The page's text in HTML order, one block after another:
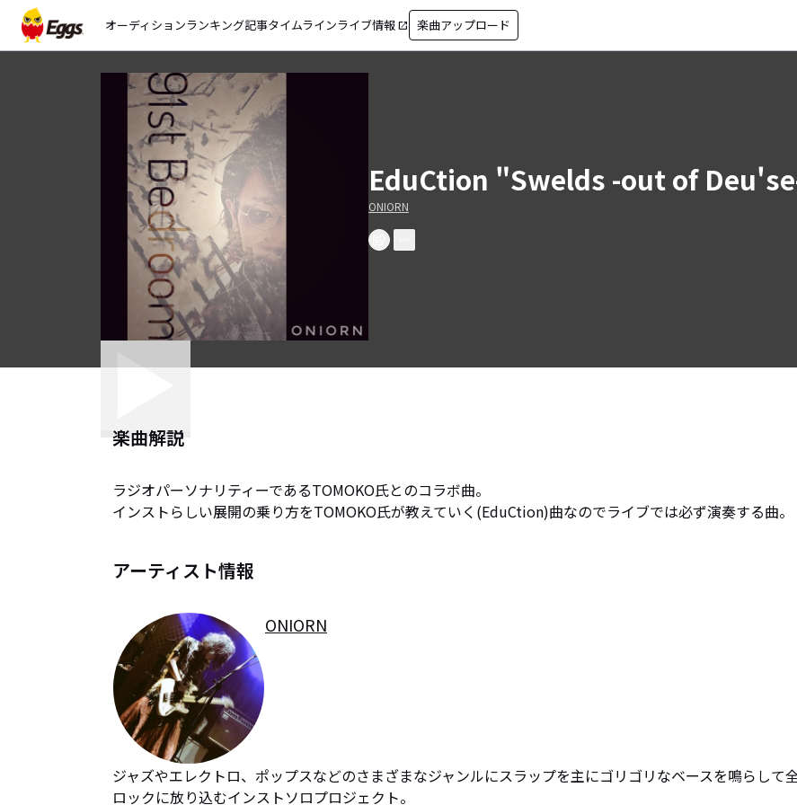
オーディションランキング記事タイムラインライブ情報 open_in_new 楽曲アップロード
EduCtion "Swelds -out of
ONIORN
楽曲解説
ラジオパーソナリティーであるTOMOKO氏とのコラボ曲。
インストらしい展開の乗り方をTOMOKO氏が教えていく(EduCtion)曲なのでライブでは必ず演奏する曲。
アーティスト情報
ONIORN
ジャズやエレクトロ、ポップスなどのさまざまなジャンルにスラップを主にゴリゴリなベースを鳴らして
ロックに放り込むインストソロプロジェクト。